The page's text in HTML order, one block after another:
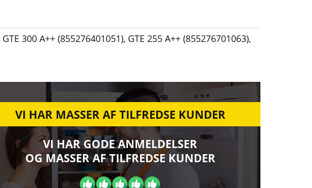
GTE 300 A++ (855276401051), GTE 255 A++ (855276701063),
VI HAR MASSER AF TILFREDSE KUNDER
VI HAR GODE ANMELDELSER
OG MASSER AF TILFREDSE KUNDER